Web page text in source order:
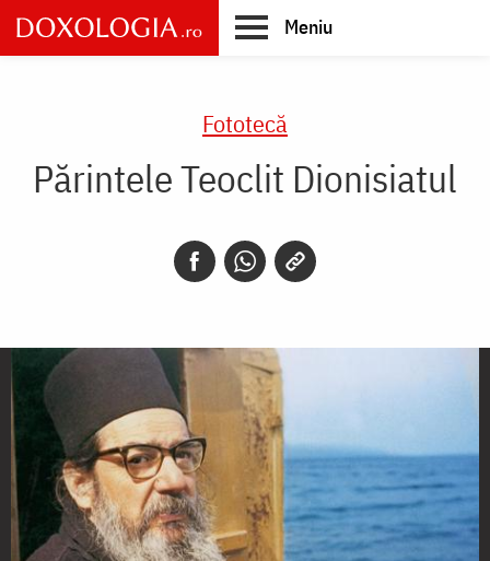
Skip
to
main
Meniu
Fototecă
Părintele Teoclit Dionisiatul